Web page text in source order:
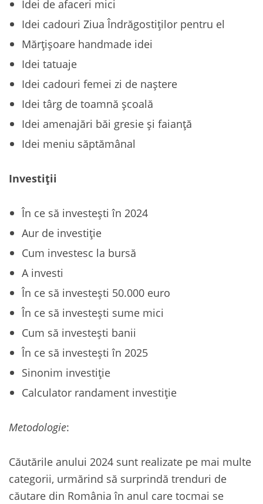
Idei de afaceri mici
Idei cadouri Ziua Îndrăgostiților pentru el
Mărțișoare handmade idei
Idei tatuaje
Idei cadouri femei zi de naștere
Idei târg de toamnă școală
Idei amenajări băi gresie și faianță
Idei meniu săptămânal
Investiții
În ce să investești în 2024
Aur de investiție
Cum investesc la bursă
A investi
În ce să investești 50.000 euro
În ce să investești sume mici
Cum să investești banii
În ce să investești în 2025
Sinonim investiție
Calculator randament investiție
Metodologie:
Căutările anului 2024 sunt realizate pe mai multe
categorii, urmărind să surprindă trenduri de
căutare din România în anul care tocmai se